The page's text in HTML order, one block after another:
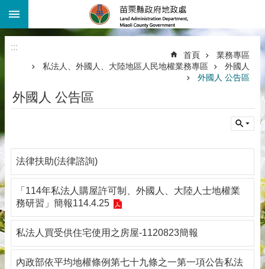
跳到主要內容區塊
搜
關
介
告
資
訊
線
上
查
詢
業
:::
首頁
業務專區
私法人、外國人、大陸地區人民地權業務專區
外國人
外國人 公告區
外國人 公告區
法律扶助(法律諮詢)
「114年私法人購屋許可制、外國人、大陸人士地權業
務研習」簡報114.4.25
私法人買受供住宅使用之房屋-1120823簡報
內政部依平均地權條例第七十九條之一第一項公告私法